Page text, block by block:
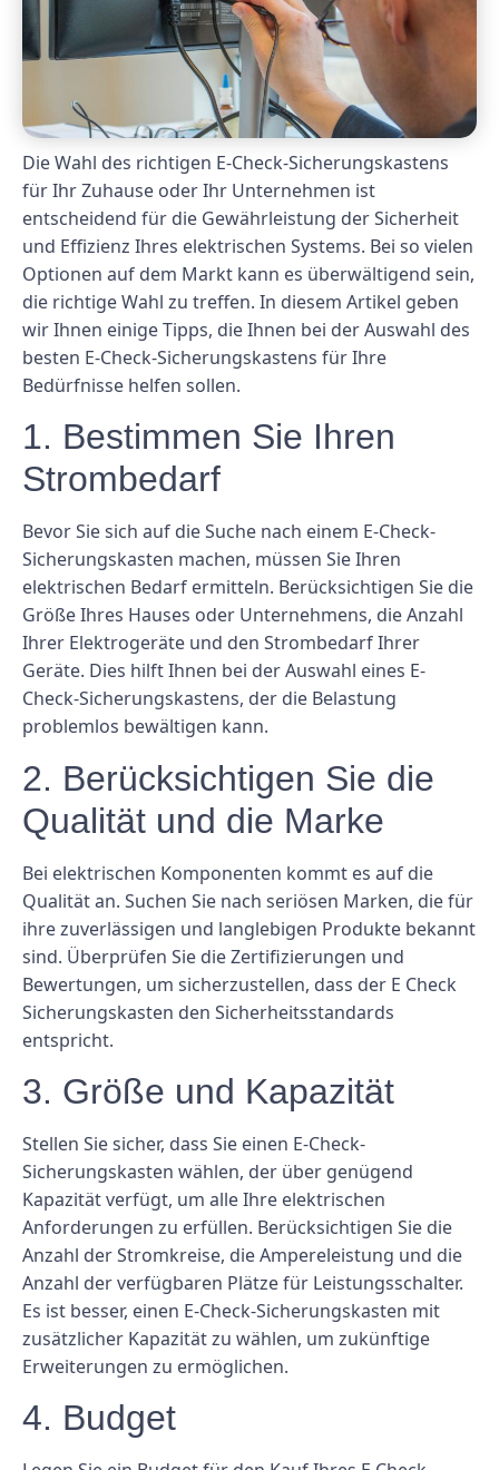
Die Wahl des richtigen E-Check-Sicherungskastens
für Ihr Zuhause oder Ihr Unternehmen ist
entscheidend für die Gewährleistung der Sicherheit
und Effizienz Ihres elektrischen Systems. Bei so vielen
Optionen auf dem Markt kann es überwältigend sein,
die richtige Wahl zu treffen. In diesem Artikel geben
wir Ihnen einige Tipps, die Ihnen bei der Auswahl des
besten E-Check-Sicherungskastens für Ihre
Bedürfnisse helfen sollen.
1. Bestimmen Sie Ihren
Strombedarf
Bevor Sie sich auf die Suche nach einem E-Check-
Sicherungskasten machen, müssen Sie Ihren
elektrischen Bedarf ermitteln. Berücksichtigen Sie die
Größe Ihres Hauses oder Unternehmens, die Anzahl
Ihrer Elektrogeräte und den Strombedarf Ihrer
Geräte. Dies hilft Ihnen bei der Auswahl eines E-
Check-Sicherungskastens, der die Belastung
problemlos bewältigen kann.
2. Berücksichtigen Sie die
Qualität und die Marke
Bei elektrischen Komponenten kommt es auf die
Qualität an. Suchen Sie nach seriösen Marken, die für
ihre zuverlässigen und langlebigen Produkte bekannt
sind. Überprüfen Sie die Zertifizierungen und
Bewertungen, um sicherzustellen, dass der E Check
Sicherungskasten den Sicherheitsstandards
entspricht.
3. Größe und Kapazität
Stellen Sie sicher, dass Sie einen E-Check-
Sicherungskasten wählen, der über genügend
Kapazität verfügt, um alle Ihre elektrischen
Anforderungen zu erfüllen. Berücksichtigen Sie die
Anzahl der Stromkreise, die Ampereleistung und die
Anzahl der verfügbaren Plätze für Leistungsschalter.
Es ist besser, einen E-Check-Sicherungskasten mit
zusätzlicher Kapazität zu wählen, um zukünftige
Erweiterungen zu ermöglichen.
4. Budget